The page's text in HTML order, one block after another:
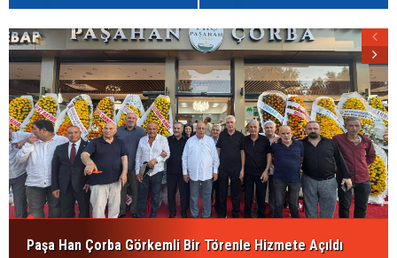
Paşa Han Çorba Görkemli Bir Törenle Hizmete Açıldı